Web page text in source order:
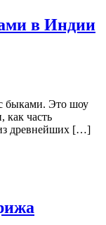
в Индии
быками. Это шоу
как часть
древнейших […]